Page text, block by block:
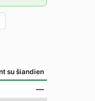
su šiandien
—